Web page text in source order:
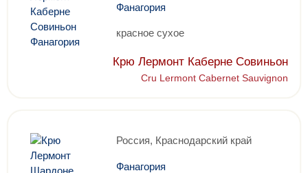
Фанагория
красное сухое
Крю Лермонт Каберне Совиньон
Cru Lermont Cabernet Sauvignon
Россия, Краснодарский край
Фанагория